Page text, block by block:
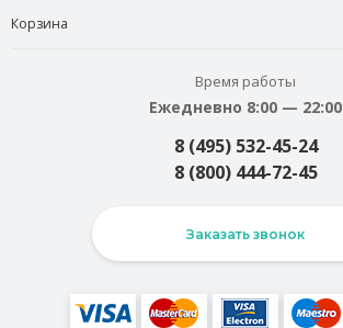
Корзина
Время работы
Ежедневно 8:00 — 22:00
8 (495) 532-45-24
8 (800) 444-72-45
Заказать звонок